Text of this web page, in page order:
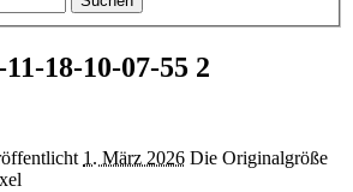
18-10-07-55 2
1. März 2026 Die Originalgröße